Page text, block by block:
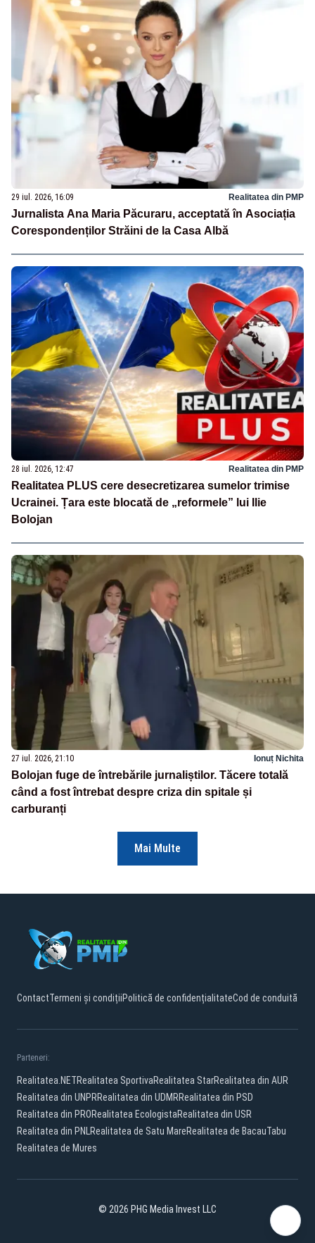
29 iul. 2026, 16:09 Realitatea din PMP
Jurnalista Ana Maria Păcuraru, acceptată în Asociația
Corespondenților Străini de la Casa Albă
28 iul. 2026, 12:47 Realitatea din PMP
Realitatea PLUS cere desecretizarea sumelor trimise
Ucrainei. Țara este blocată de „reformele” lui Ilie
Bolojan
27 iul. 2026, 21:10 Ionuț Nichita
Bolojan fuge de întrebările jurnaliștilor. Tăcere totală
când a fost întrebat despre criza din spitale și
carburanți
Mai Multe
ContactTermeni și condițiiPolitică de confidențialitateCod de conduită
Parteneri:
Realitatea.NETRealitatea SportivaRealitatea StarRealitatea din AUR
Realitatea din UNPRRealitatea din UDMRRealitatea din PSD
Realitatea din PRORealitatea EcologistaRealitatea din USR
Realitatea din PNLRealitatea de Satu MareRealitatea de BacauTabu
Realitatea de Mures
© 2026 PHG Media Invest LLC